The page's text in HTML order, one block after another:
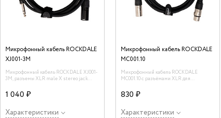
Микрофонный кабель ROCKDALE
XJ001-3M
Микрофонный кабель ROCKDALE XJ001-
3M, разъемы XLR male X stereo jack
1 040 ₽
Характеристики
Микрофонный кабель ROCKDALE
MC001.10
Микрофонный кабель ROCKDALE
MC001.10 с разъёмами XLR для
84х0,1+2х(28х0,1), длина 3,3 м
830 ₽
Характеристики